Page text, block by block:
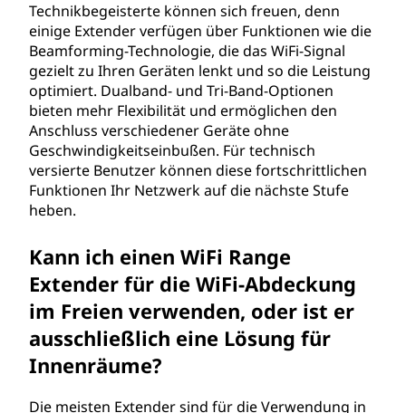
Technikbegeisterte können sich freuen, denn
einige Extender verfügen über Funktionen wie die
Beamforming-Technologie, die das WiFi-Signal
gezielt zu Ihren Geräten lenkt und so die Leistung
optimiert. Dualband- und Tri-Band-Optionen
bieten mehr Flexibilität und ermöglichen den
Anschluss verschiedener Geräte ohne
Geschwindigkeitseinbußen. Für technisch
versierte Benutzer können diese fortschrittlichen
Funktionen Ihr Netzwerk auf die nächste Stufe
heben.
Kann ich einen WiFi Range
Extender für die WiFi-Abdeckung
im Freien verwenden, oder ist er
ausschließlich eine Lösung für
Innenräume?
Die meisten Extender sind für die Verwendung in